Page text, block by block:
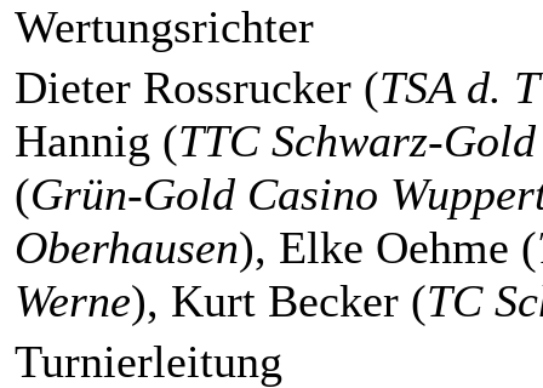
Wertungsrichter
Dieter Rossrucker (TSA d.
Hannig (TTC Schwarz-
(Grün-Gold Casino
Oberhausen), Elke Oehme (
Werne), Kurt Becker (TC
Turnierleitung